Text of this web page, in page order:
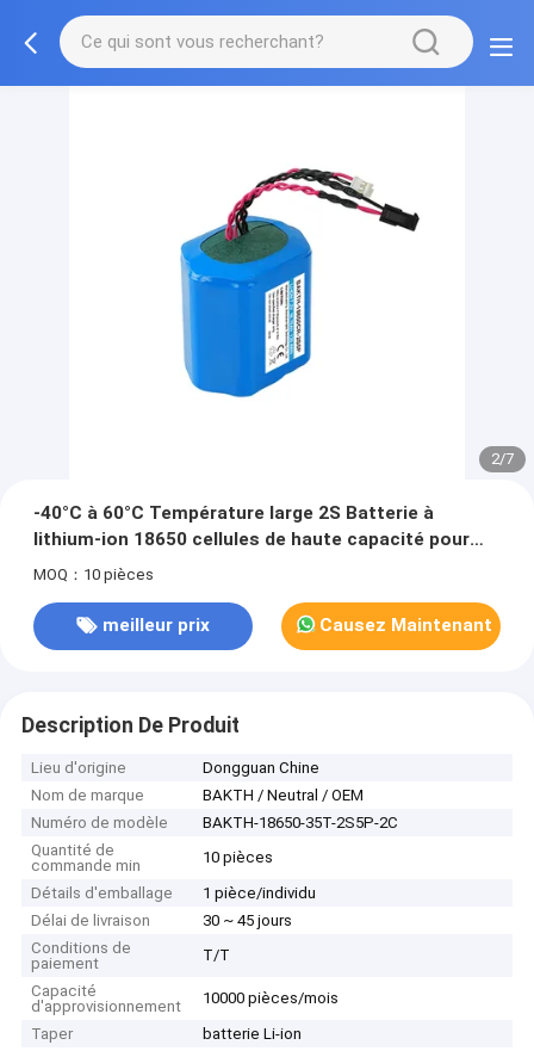
2/7
-40°C à 60°C Température large 2S Batterie à
lithium-ion 18650 cellules de haute capacité pour
équipement industriel
MOQ：10 pièces
meilleur prix Causez Maintenant
Description De Produit
Lieu d'origine
Dongguan Chine
Nom de marque
BAKTH / Neutral / OEM
Numéro de modèle
BAKTH-18650-35T-2S5P-2C
Quantité de
commande min
10 pièces
Détails d'emballage
1 pièce/individu
Délai de livraison
30 ~ 45 jours
Conditions de
paiement
T/T
Capacité
d'approvisionnement
10000 pièces/mois
Taper
batterie Li-ion